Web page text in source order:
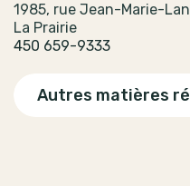
1985, rue Jean-Marie-
La Prairie
450 659-9333
Autres matières